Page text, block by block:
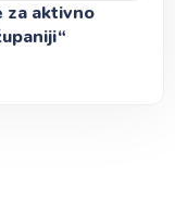
za aktivno